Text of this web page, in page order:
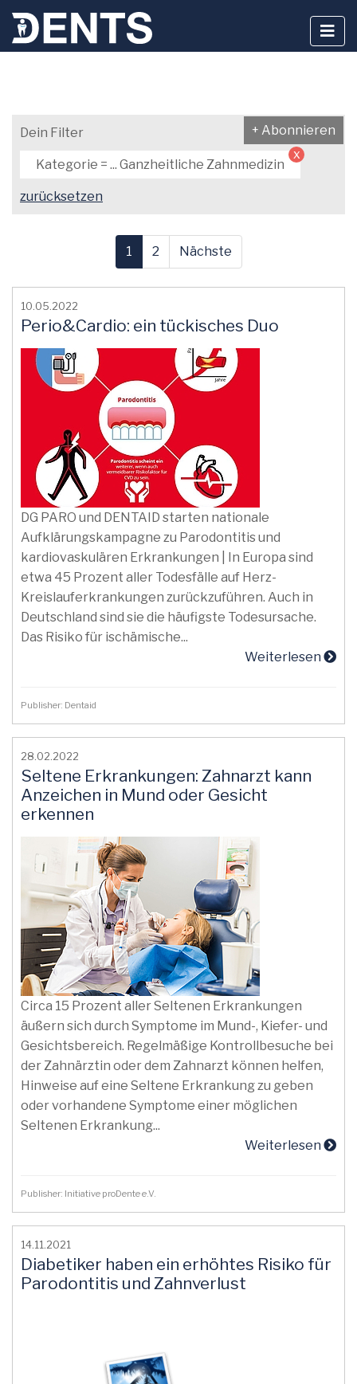
Inhalt
Dein Filter + Abonnieren
zurücksetzen
Kategorie = ... Ganzheitliche Zahnmedizin
x
1 2 Nächste
10.05.2022
Perio&Cardio: ein tückisches Duo
DG PARO und DENTAID starten nationale
Aufklärungskampagne zu Parodontitis und
kardiovaskulären Erkrankungen | In Europa sind
etwa 45 Prozent aller Todesfälle auf Herz-
Kreislauferkrankungen zurückzuführen. Auch in
Deutschland sind sie die häufigste Todesursache.
Das Risiko für ischämische...
Weiterlesen
Publisher: Dentaid
28.02.2022
Seltene Erkrankungen: Zahnarzt kann
Anzeichen in Mund oder Gesicht
erkennen
Circa 15 Prozent aller Seltenen Erkrankungen
äußern sich durch Symptome im Mund-, Kiefer- und
Gesichtsbereich. Regelmäßige Kontrollbesuche bei
der Zahnärztin oder dem Zahnarzt können helfen,
Hinweise auf eine Seltene Erkrankung zu geben
oder vorhandene Symptome einer möglichen
Seltenen Erkrankung...
Weiterlesen
Publisher: Initiative proDente e.V.
14.11.2021
Diabetiker haben ein erhöhtes Risiko für
Parodontitis und Zahnverlust